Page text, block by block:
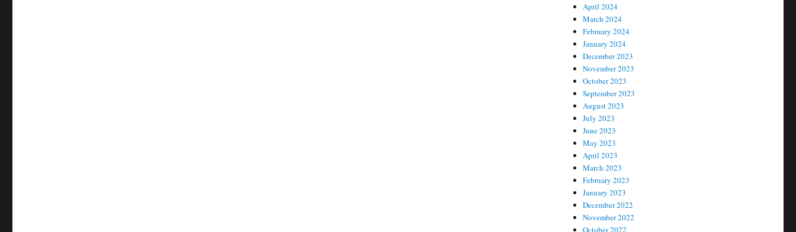
April 2024
March 2024
February 2024
January 2024
December 2023
November 2023
October 2023
September 2023
August 2023
July 2023
June 2023
May 2023
April 2023
March 2023
February 2023
January 2023
December 2022
November 2022
October 2022